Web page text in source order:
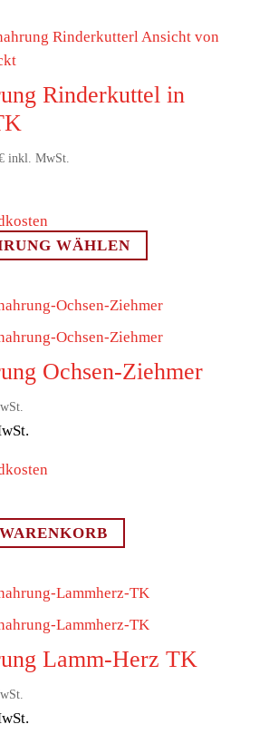
auf.
Optionen
können
Rinderkuttel in
inkl. MwSt.
WÄHLEN
mehrere
Varianten
auf.
Die
Ochsen-Ziehmer
Lamm-Herz TK